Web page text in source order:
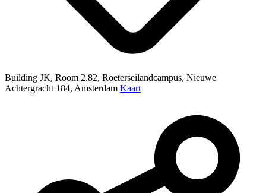
Building JK, Room 2.82, Roeterseilandcampus, Nieuwe
Achtergracht 184, Amsterdam Kaart